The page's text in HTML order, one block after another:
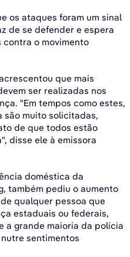
os ataques foram um sinal
de se defender e espera
contra o movimento
que mais
ser realizadas nos
"Em tempos como estes,
são muito solicitadas,
de que todos estão
disse ele à emissora
doméstica da
também pediu o aumento
qualquer pessoa que
estaduais ou federais,
a grande maioria da polícia
sentimentos